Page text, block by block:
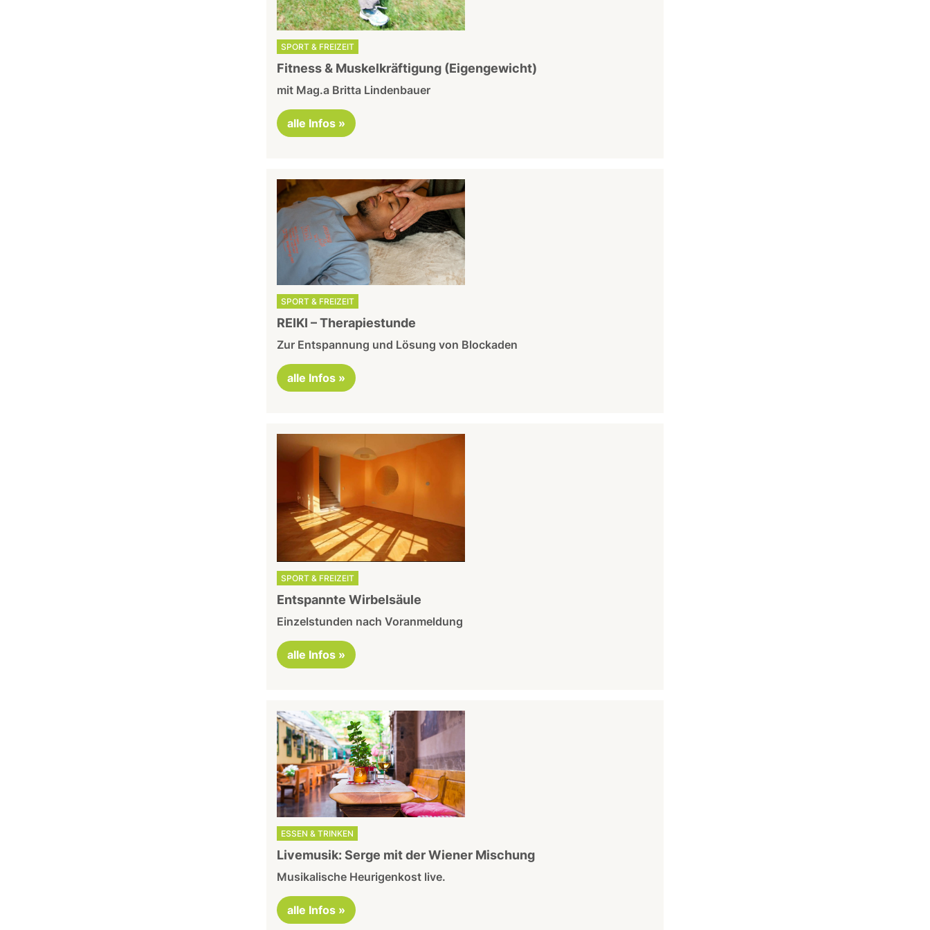
SPORT & FREIZEIT
Fitness & Muskelkräftigung (Eigengewicht)
mit Mag.a Britta Lindenbauer
alle Infos »
SPORT & FREIZEIT
REIKI – Therapiestunde
Zur Entspannung und Lösung von Blockaden
alle Infos »
SPORT & FREIZEIT
Entspannte Wirbelsäule
Einzelstunden nach Voranmeldung
alle Infos »
ESSEN & TRINKEN
Livemusik: Serge mit der Wiener Mischung
Musikalische Heurigenkost live.
alle Infos »